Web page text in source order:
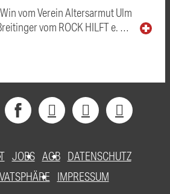
vom Verein Altersarmut Ulm
vom ROCK HILFT e. …
JOBS AGB DATENSCHUTZ
IMPRESSUM